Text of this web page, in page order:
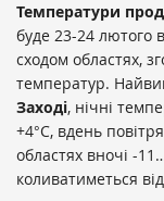
Температури
буде 23-24 лютого в
сходом областях,
температур.
Заході, нічні
+4°С, вдень
областях вночі -
коливатиметься